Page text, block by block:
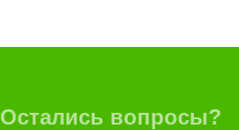
Остались вопросы?